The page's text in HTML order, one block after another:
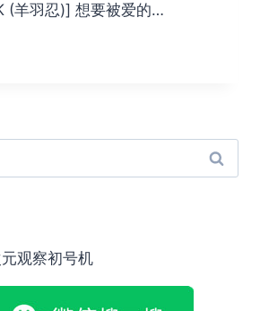
(羊羽忍)] 想要被爱的…
观察初号机